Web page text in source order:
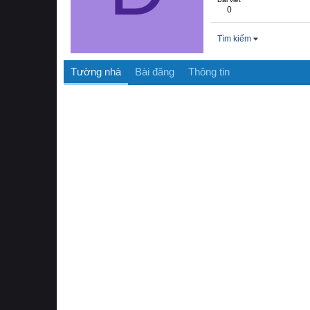
0
Tìm kiếm
Tường nhà Bài đăng Thông tin